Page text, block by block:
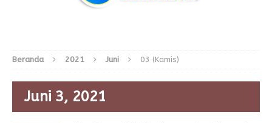
Beranda 2021 Juni 03 (Kamis)
Juni 3, 2021